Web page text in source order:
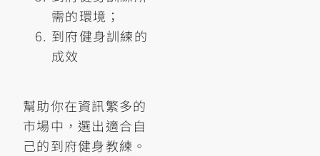
需的環境；
到府健身訓練的
成效
幫助你在資訊繁多的
市場中，選出適合自
己的到府健身教練。